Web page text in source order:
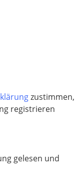
zustimmen,
registrieren
gelesen und